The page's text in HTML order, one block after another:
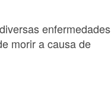
enfermedades
morir a causa de